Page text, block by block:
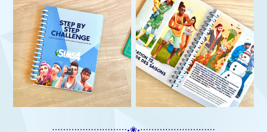
⋯⋯⋯⋯⋯⋯⋯⋯⋯•❀•⋯⋯⋯⋯⋯⋯⋯⋯⋯​​​​​​​